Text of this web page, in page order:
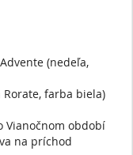
veriacich i
misijny-casopis-